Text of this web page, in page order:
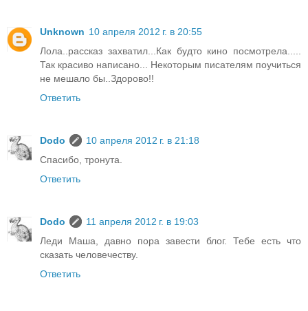
Unknown 10 апреля 2012 г. в 20:55
Лола..рассказ захватил...Как будто кино посмотрела.....
Так красиво написано... Некоторым писателям поучиться
не мешало бы..Здорово!!
Ответить
Dodo
10 апреля 2012 г. в 21:18
Спасибо, тронута.
Ответить
Dodo
11 апреля 2012 г. в 19:03
Леди Маша, давно пора завести блог. Тебе есть что
сказать человечеству.
Ответить